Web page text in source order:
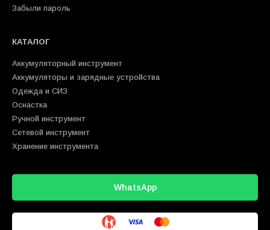
Забыли пароль
КАТАЛОГ
Аккумуляторный инструмент
Аккумуляторы и зарядные устройства
Одежда и СИЗ
Оснастка
Ручной инструмент
Сетевой инструмент
Хранение инструмента
WhatsApp